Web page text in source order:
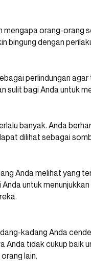
mengapa orang-orang
bingung dengan
perlindungan
sulit bagi Anda untuk
banyak. Anda
dilihat sebagai
Anda melihat yang
untuk
kadang Anda
tidak cukup baik
lain.